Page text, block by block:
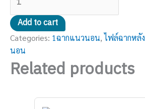
Add to cart
Categories: 1ฉากแนวนอน,ไฟล์ฉากหลัง
นอน
Related products